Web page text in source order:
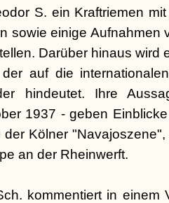
S. ein Kraftriemen
sowie einige Aufnahmen
Darüber hinaus wird
auf die
hindeutet. Ihre
1937 - geben
Kölner
an der Rheinwerft.
kommentiert in einem